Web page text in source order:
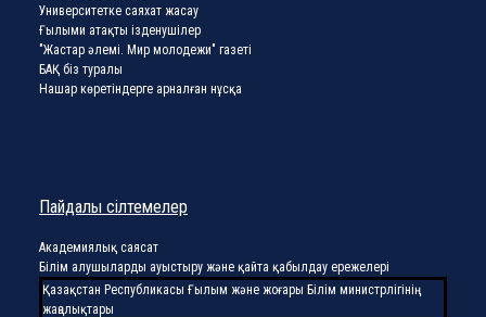
Университетке саяхат жасау
Ғылыми атақты ізденушілер
"Жастар әлемі. Мир молодежи" газеті
БАҚ біз туралы
Нашар көретіндерге арналған нұсқа
Пайдалы сілтемелер
Академиялық саясат
Білім алушыларды ауыстыру және қайта қабылдау ережелері
Қазақстан Республикасы Ғылым және жоғары Білім министрлігінің
жаңалықтары